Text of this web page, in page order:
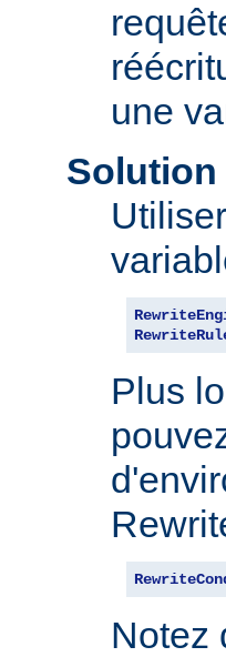
une
Solution
Plus
Notez